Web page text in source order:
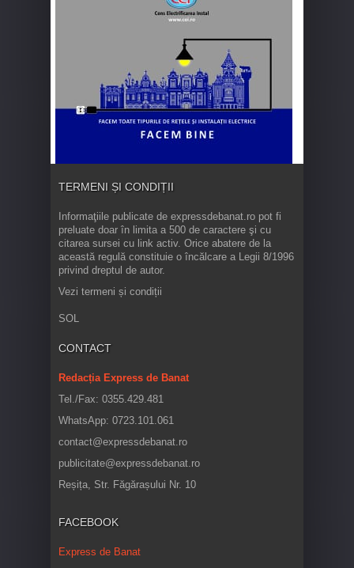
TERMENI ȘI CONDIȚII
Informaţiile publicate de expressdebanat.ro pot fi
preluate doar în limita a 500 de caractere şi cu
citarea sursei cu link activ. Orice abatere de la
această regulă constituie o încălcare a Legii 8/1996
privind dreptul de autor.
Vezi termeni și condiții
SOL
CONTACT
Redacția Express de Banat
Tel./Fax: 0355.429.481
WhatsApp: 0723.101.061
contact@expressdebanat.ro
publicitate@expressdebanat.ro
Reșița, Str. Făgărașului Nr. 10
FACEBOOK
Express de Banat